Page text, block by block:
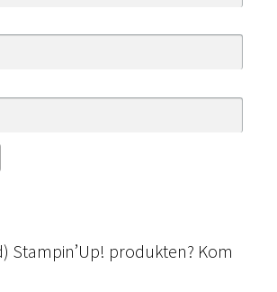
Stampin’Up! produkten? Kom